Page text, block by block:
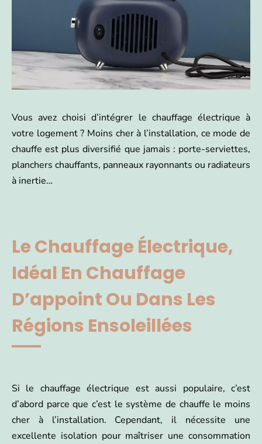
Vous avez choisi d’intégrer le chauffage électrique à
votre logement ? Moins cher à l’installation, ce mode de
chauffe est plus diversifié que jamais : porte-serviettes,
planchers chauffants, panneaux rayonnants ou radiateurs
à inertie…
Le Chauffage Électrique,
Idéal En Chauffage
D’appoint Ou Dans Les
Régions Ensoleillées
Si le chauffage électrique est aussi populaire, c’est
d’abord parce que c’est le système de chauffe le moins
cher à l’installation. Cependant, il nécessite une
excellente isolation pour maîtriser une consommation